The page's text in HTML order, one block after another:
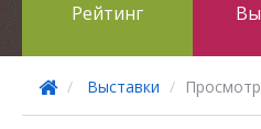
Рейтинг
Выставки